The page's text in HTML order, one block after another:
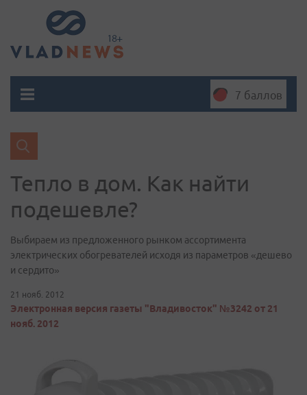
7 баллов
Тепло в дом. Как найти
подешевле?
Выбираем из предложенного рынком ассортимента
электрических обогревателей исходя из параметров «дешево
и сердито»
21 нояб. 2012
Электронная версия газеты "Владивосток" №3242 от 21
нояб. 2012